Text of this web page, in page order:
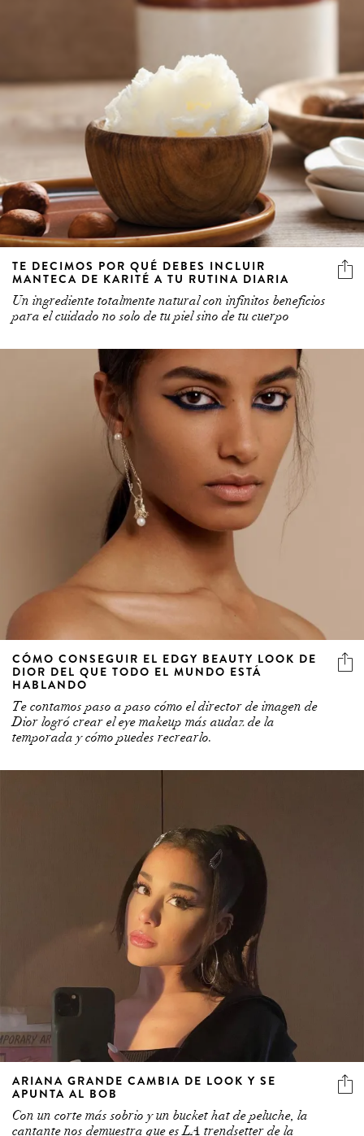
TE DECIMOS POR QUÉ DEBES INCLUIR
MANTECA DE KARITÉ A TU RUTINA DIARIA
Un ingrediente totalmente natural con infinitos beneficios
para el cuidado no solo de tu piel sino de tu cuerpo
CÓMO CONSEGUIR EL EDGY BEAUTY LOOK DE
DIOR DEL QUE TODO EL MUNDO ESTÁ
HABLANDO
Te contamos paso a paso cómo el director de imagen de
Dior logró crear el eye makeup más audaz de la
temporada y cómo puedes recrearlo.
ARIANA GRANDE CAMBIA DE LOOK Y SE
APUNTA AL BOB
Con un corte más sobrio y un bucket hat de peluche, la
cantante nos demuestra que es LA trendsetter de la